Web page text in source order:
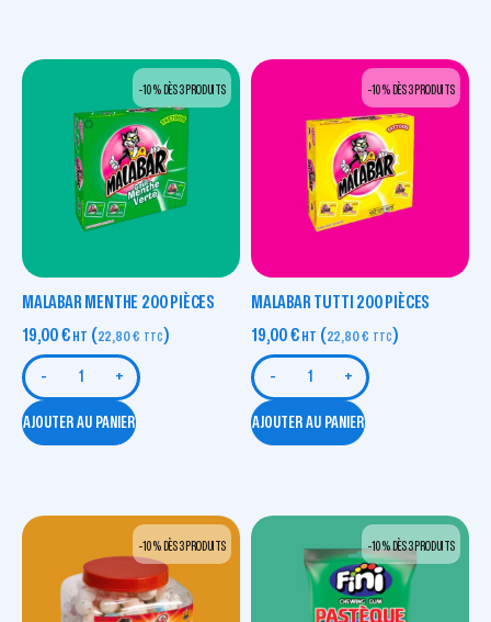
-10 % DÈS 3 PRODUITS
MALABAR MENTHE 200 PIÈCES
19,00€ HT (22,80€ TTC)
- +
AJOUTER AU PANIER
-10 % DÈS 3 PRODUITS
MALABAR TUTTI 200 PIÈCES
19,00€ HT (22,80€ TTC)
- +
AJOUTER AU PANIER
-10 % DÈS 3 PRODUITS -10 % DÈS 3 PRODUITS